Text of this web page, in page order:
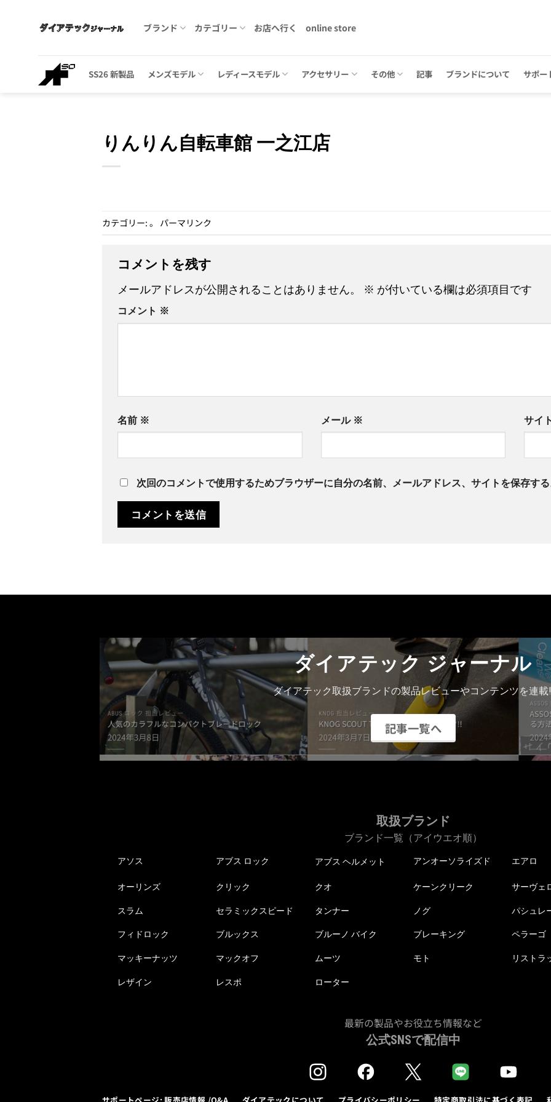
ブランド カテゴリー お店へ行く online store
SS26 新製品 メンズモデル レディースモデル アクセサリー その他 記事 ブランドについて サポー
りんりん自転車館 一之江店
カテゴリー: 。 パーマリンク
コメントを残す
メールアドレスが公開されることはありません。 ※ が付いている欄は必須項目です
コメント ※
名前 ※ メール ※ サイ
次回のコメントで使用するためブラウザーに自分の名前、メールアドレス、サイトを保存す
ダイアテック ジャーナル
ダイアテック取扱ブランドの製品レビューやコンテンツを連載
記事一覧へ
取扱ブランド
ブランド一覧（アイウエオ順）
アソス アブス ロック アブス ヘルメット アンオーソライズド エアロ
オーリンズ クリック クオ ケーンクリーク サーヴェ
スラム セラミックスピード タンナー ノグ パシュレ
フィドロック ブルックス ブルーノ バイク ブレーキング ペラーゴ
マッキーナッツ マックオフ ムーツ モト リストラ
レザイン レスポ ローター
最新の製品やお役立ち情報など
公式SNSで配信中